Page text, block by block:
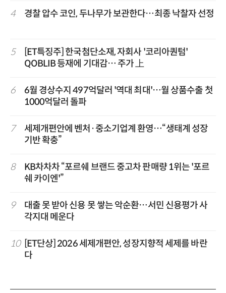
4 경찰 압수 코인, 두나무가 보관한다…최종 낙찰자 선정
5
[ET특징주] 한국첨단소재, 자회사 '코리아퀀텀'
QOBLIB 등재에 기대감… 주가 上
6
6월 경상수지 497억달러 '역대 최대'…월 상품수출 첫
1000억달러 돌파
7
세제개편안에 벤처·중소기업계 환영…“생태계 성장
기반 확충”
8
KB차차차 “포르쉐 브랜드 중고차 판매량 1위는 '포르
쉐 카이엔'”
9
대출 못 받아 신용 못 쌓는 악순환…서민 신용평가 사
각지대 메운다
10
[ET단상] 2026 세제개편안, 성장지향적 세제를 바란
다